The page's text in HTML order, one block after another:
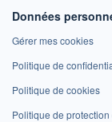
Données
Gérer mes cookies
Politique de
Politique de cookies
Politique de